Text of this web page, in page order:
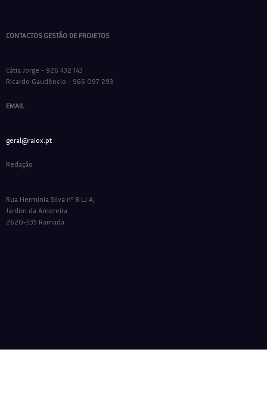
CONTACTOS GESTÃO DE PROJETOS
Cátia Jorge - 926 432 143
Ricardo Gaudêncio - 966 097 293
EMAIL
geral@raiox.pt
Redação
Rua Hermínia Silva nº 8 LJ A,
Jardim da Amoreira
2620-535 Ramada